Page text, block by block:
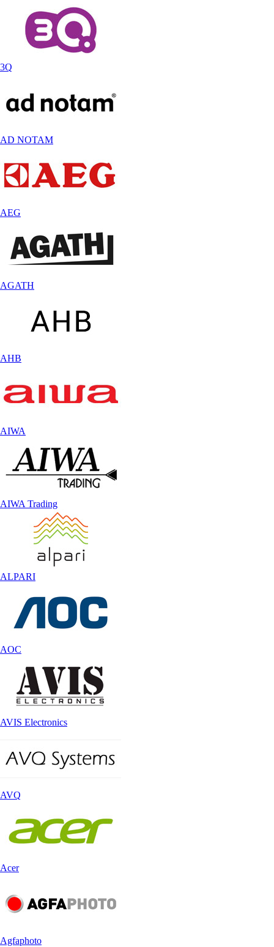
3Q
AD NOTAM
AEG
AGATH
AHB
AIWA
AIWA Trading
ALPARI
AOC
AVIS Electronics
AVQ
Acer
Agfaphoto